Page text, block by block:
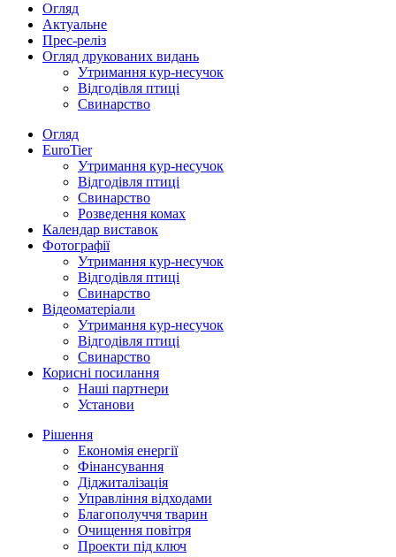
Огляд
Актуальне
Прес-реліз
Огляд друкованих видань
Утримання кур-несучок
Відгодівля птиці
Свинарство
Огляд
EuroTier
Утримання кур-несучок
Відгодівля птиці
Свинарство
Розведення комах
Календар виставок
Фотографії
Утримання кур-несучок
Відгодівля птиці
Свинарство
Відеоматеріали
Утримання кур-несучок
Відгодівля птиці
Свинарство
Корисні посилання
Наші партнери
Установи
Рішення
Економія енергії
Фінансування
Діджиталізація
Управління відходами
Благополуччя тварин
Очищення повітря
Проекти під ключ